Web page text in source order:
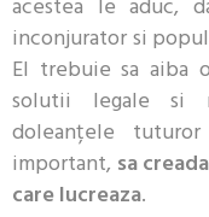
acestea le aduc,
inconjurator si
El trebuie sa aiba
solutii legale si
doleanțele
important, sa
care lucreaza.